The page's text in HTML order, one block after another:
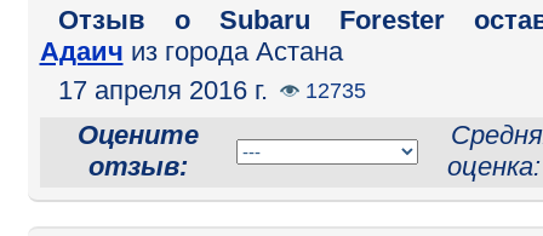
Отзыв o Subaru Forester
Адаич из города Астана
17 апреля 2016 г.
12735
Оцените
отзыв: